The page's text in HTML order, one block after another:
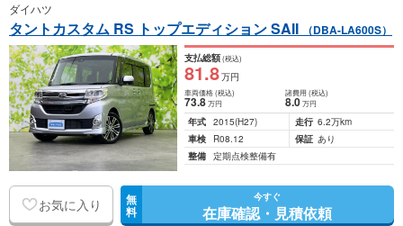
ダイハツ
タントカスタム RS トップエディション SAII （DBA-LA600S）
支払総額(税込)
81.8万円
車両価格(税込)
73.8万円
諸費用 (税込)
8.0 万円
年式 2015(H27) 走行 6.2万km
車検
R08.12 保証 あり
整備 定期点検整備有
お気に入り 無
料
今すぐ
在庫確認・見積依頼